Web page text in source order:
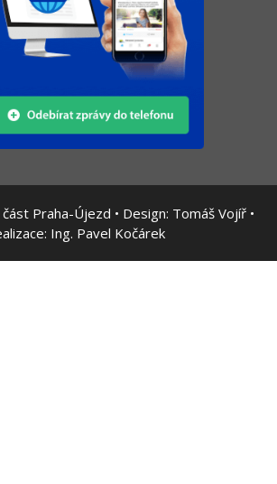
Praha-Újezd • Design: Tomáš Vojíř •
Ing. Pavel Kočárek